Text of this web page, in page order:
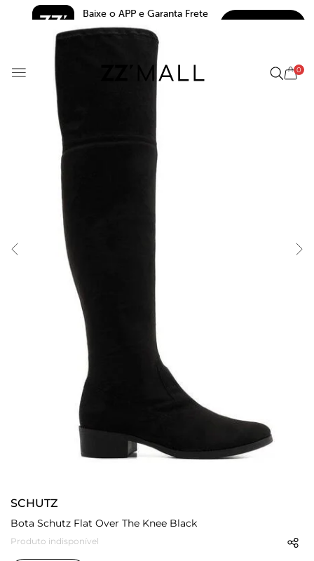
Baixe o APP e Garanta Frete
Grátis*
5.0
0
SCHUTZ
Bota Schutz Flat Over The Knee Black
Produto indisponível